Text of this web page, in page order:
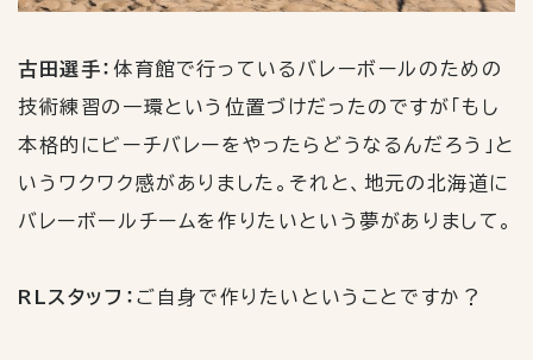
古田選手： 体育館で行っているバレーボールのための
技術練習の一環という位置づけだったのですが「もし
本格的にビーチバレーをやったらどうなるんだろう」と
いうワクワク感がありました。それと、地元の北海道に
バレーボールチームを作りたいという夢がありまして。
RLスタッフ： ご自身で作りたいということですか？